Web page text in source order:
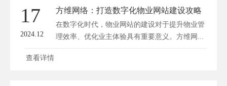
17
2024.12
方维网络：打造数字化物业网站建设攻略
在数字化时代，物业网站的建设对于提升物业管
理效率、优化业主体验具有重要意义。方维网...
查看详情